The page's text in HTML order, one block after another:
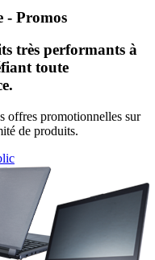
- Promos
très performants à
toute
offres promotionnelles sur
de produits.